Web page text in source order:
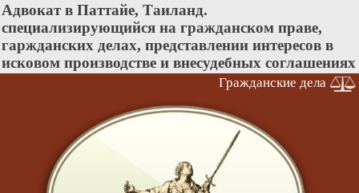
Адвокат в Паттайе, Таиланд.
специализирующийся на гражданском праве,
гаржданских делах, представлении интересов в
исковом производстве и внесудебных соглашениях
Гражданские дела